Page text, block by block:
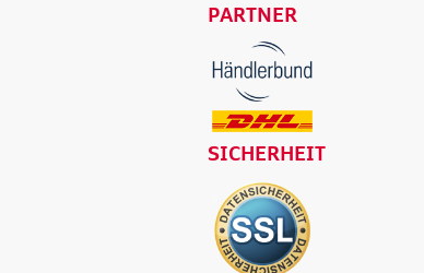
PARTNER
SICHERHEIT